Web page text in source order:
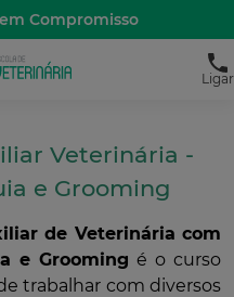
Compromisso
Ligar
Veterinária -
e Grooming
de Veterinária com
e Grooming é o curso
trabalhar com diversos